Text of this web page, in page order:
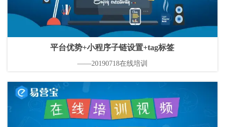
平台优势+小程序子链设置+tag标签
——20190718在线培训